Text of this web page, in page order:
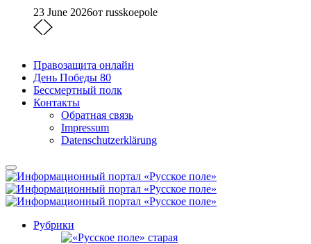
23 June 2026от russkoepole
Правозащита онлайн
День Победы 80
Бессмертный полк
Контакты
Обратная связь
Impressum
Datenschutzerklärung
Рубрики